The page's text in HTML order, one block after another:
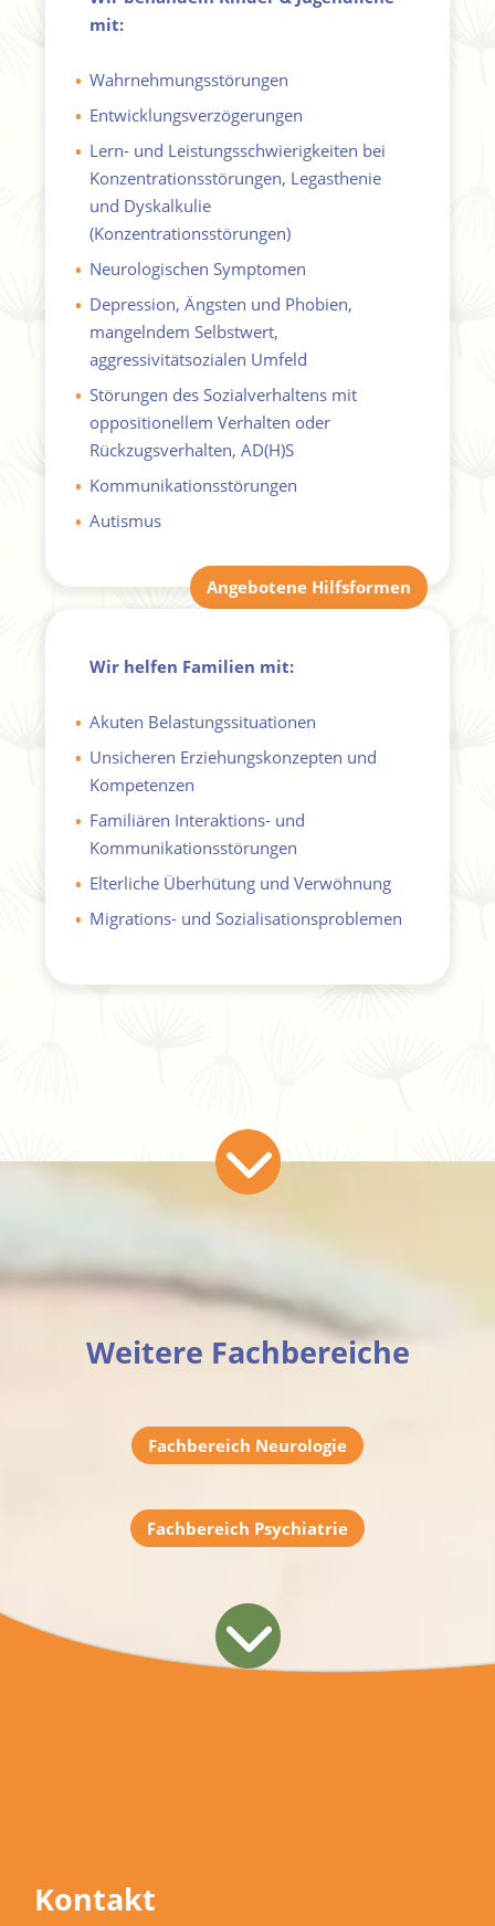
mit:
• Wahrnehmungsstörungen
• Entwicklungsverzögerungen
• Lern- und Leistungsschwierigkeiten bei
Konzentrationsstörungen, Legasthenie
und Dyskalkulie
(Konzentrationsstörungen)
• Neurologischen Symptomen
• Depression, Ängsten und Phobien,
mangelndem Selbstwert,
aggressivitätsozialen Umfeld
• Störungen des Sozialverhaltens mit
oppositionellem Verhalten oder
Rückzugsverhalten, AD(H)S
• Kommunikationsstörungen
• Autismus
Angebotene Hilfsformen
Wir helfen Familien mit:
• Akuten Belastungssituationen
• Unsicheren Erziehungskonzepten und
Kompetenzen
• Familiären Interaktions- und
Kommunikationsstörungen
• Elterliche Überhütung und Verwöhnung
• Migrations- und Sozialisationsproblemen
Weitere Fachbereiche
Fachbereich Neurologie
Fachbereich Psychiatrie
Kontakt